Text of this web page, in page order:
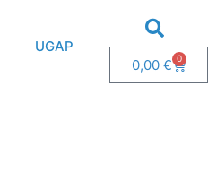
UGAP
0,00€ 0